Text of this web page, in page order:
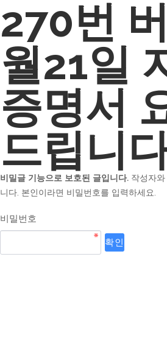
270번
월21일
증명서
드립니
비밀글 기능으로 보호된 글입니다. 작성자
니다. 본인이라면 비밀번호를 입력하세요.
비밀번호